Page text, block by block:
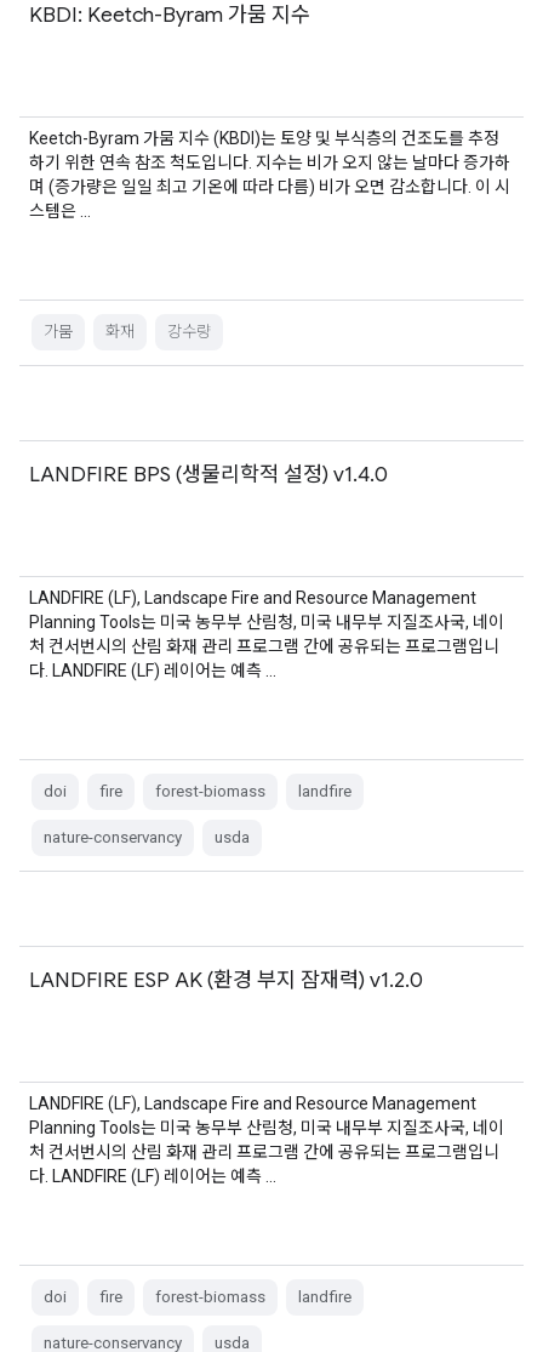
KBDI: Keetch-Byram 가뭄 지수
Keetch-Byram 가뭄 지수 (KBDI)는 토양 및 부식층의 건조도를 추정
하기 위한 연속 참조 척도입니다. 지수는 비가 오지 않는 날마다 증가하
며 (증가량은 일일 최고 기온에 따라 다름) 비가 오면 감소합니다. 이 시
스템은 …
가뭄 화재 강수량
LANDFIRE BPS (생물리학적 설정) v1.4.0
LANDFIRE (LF), Landscape Fire and Resource Management
Planning Tools는 미국 농무부 산림청, 미국 내무부 지질조사국, 네이
처 컨서번시의 산림 화재 관리 프로그램 간에 공유되는 프로그램입니
다. LANDFIRE (LF) 레이어는 예측 …
doi fire forest-biomass landfire
nature-conservancy usda
LANDFIRE ESP AK (환경 부지 잠재력) v1.2.0
LANDFIRE (LF), Landscape Fire and Resource Management
Planning Tools는 미국 농무부 산림청, 미국 내무부 지질조사국, 네이
처 컨서번시의 산림 화재 관리 프로그램 간에 공유되는 프로그램입니
다. LANDFIRE (LF) 레이어는 예측 …
doi fire forest-biomass landfire
nature-conservancy usda